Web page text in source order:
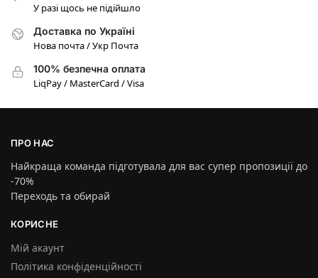
У разі щось не підійшло
Доставка по Україні
Нова почта / Укр Почта
100% безпечна оплата
LiqPay / MasterCard / Visa
ПРО НАС
Найкраща команда підготувала для вас супер пропозиції до
-70%
Переходь та обирай
КОРИСНЕ
Мій акаунт
Політика конфіденційності